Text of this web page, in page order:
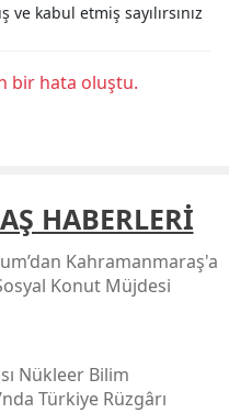
ve kabul etmiş sayılırsınız
bir hata oluştu.
HABERLERİ
Kahramanmaraş'a
Konut Müjdesi
Nükleer Bilim
Türkiye Rüzgârı